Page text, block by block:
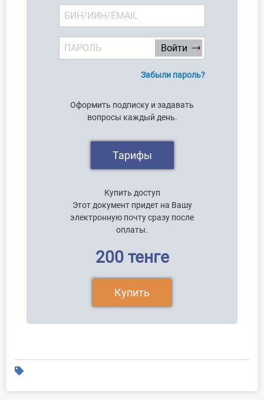
Забыли пароль?
Оформить подписку и задавать
вопросы каждый день.
Тарифы
Купить доступ
Этот документ придет на Вашу
электронную почту сразу после
оплаты.
200 тенге
Купить